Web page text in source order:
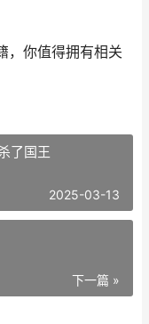
，你值得拥有相关
了国王
2025-03-13
下一篇 »